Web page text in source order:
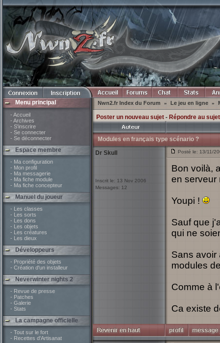
Menu principal
- Accueil
- Archives
- S'inscrire
- Se connecter
- Se déconnecter
Espace membre
- Ma configuration
- Mon profil
- Ma messagerie
- Ma fiche module
- Ma fiche concepteur
Manuel du joueur
- Les classes
- Les sorts
- Les dons
- Les objets
- Les créatures
- Les dieux
Développeurs
- Propriété des objets
- Création d'un installeur
Neverwinter nights 2
- Revue de presse
- Patches
- Galerie
- Stats
La campagne officielle
- Tout sur le fort
- Recettes d'Artisanat
Nwn2.fr Index du Forum » Le jeu en ligne »
Poster un nouveau sujet- Répondre au sujet
Modules en français type scénario ?
Dr Skull
Inscrit le: 13 Nov 2006
Messages: 12
Posté le: 13/11/
Bon voilà,
en serveur
Youpi !
Sauf que
qui ne
Sans avoir
modules
Comme à
Ca existe